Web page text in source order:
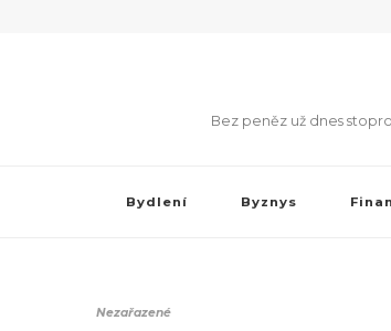
Bez peněz už dnes
Bydlení Byznys
Nezařazené